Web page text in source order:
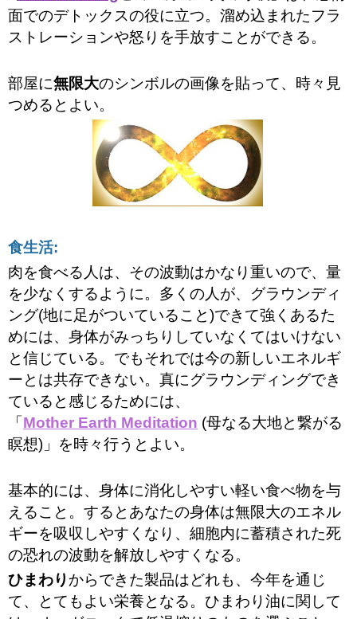
面でのデトックスの役に立つ。溜め込まれたフラ
ストレーションや怒りを手放すことができる。
部屋に無限大のシンボルの画像を貼って、時々見
つめるとよい。
食生活:
肉を食べる人は、その波動はかなり重いので、量
を少なくするように。多くの人が、グラウンディ
ング(地に足がついていること)できて強くあるた
めには、身体がみっちりしていなくてはいけない
と信じている。でもそれでは今の新しいエネルギ
ーとは共存できない。真にグラウンディングでき
ていると感じるためには、
「 Mother Earth Meditation (母なる大地と繋がる
瞑想)」を時々行うとよい。
基本的には、身体に消化しやすい軽い食べ物を与
えること。するとあなたの身体は無限大のエネル
ギーを吸収しやすくなり、細胞内に蓄積された死
の恐れの波動を解放しやすくなる。
ひまわり からできた製品はどれも、今年を通じ
て、とてもよい栄養となる。ひまわり油に関して